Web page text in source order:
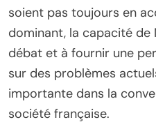
soient pas toujours en
dominant, la capacité de
débat et à fournir une
sur des problèmes
importante dans la
société française.